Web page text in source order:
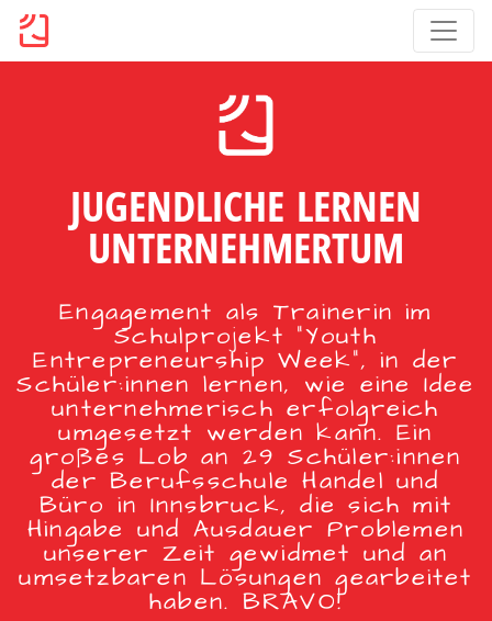
JUGENDLICHE LERNEN
UNTERNEHMERTUM
Engagement als Trainerin im
Schulprojekt "Youth
Entrepreneurship Week", in der
Schüler:innen lernen, wie eine Idee
unternehmerisch erfolgreich
umgesetzt werden kann. Ein
großes Lob an 29 Schüler:innen
der Berufsschule Handel und
Büro in Innsbruck, die sich mit
Hingabe und Ausdauer Problemen
unserer Zeit gewidmet und an
umsetzbaren Lösungen gearbeitet
haben. BRAVO!